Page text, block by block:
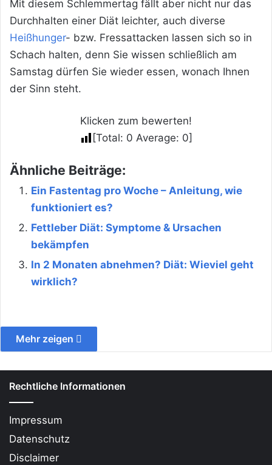
Mit diesem Schlemmertag fällt aber nicht nur das
Durchhalten einer Diät leichter, auch diverse
Heißhunger- bzw. Fressattacken lassen sich so in
Schach halten, denn Sie wissen schließlich am
Samstag dürfen Sie wieder essen, wonach Ihnen
der Sinn steht.
Klicken zum bewerten!
[Total: 0 Average: 0]
Ähnliche Beiträge:
Ein Fastentag pro Woche – Anleitung, wie
funktioniert es?
Fettleber Diät: Symptome & Ursachen
bekämpfen
In 2 Monaten abnehmen? Diät: Wieviel geht
wirklich?
Mehr zeigen
Rechtliche Informationen
Impressum
Datenschutz
Disclaimer